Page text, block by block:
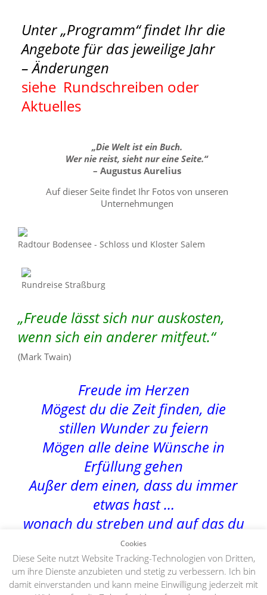
Unter „Programm“ findet Ihr die
Angebote für das jeweilige Jahr
– Änderungen
siehe Rundschreiben oder
Aktuelles
„Die Welt ist ein Buch.
Wer nie reist, sieht nur eine Seite.“
– Augustus Aurelius
Auf dieser Seite findet Ihr Fotos von unseren
Unternehmungen
Radtour Bodensee - Schloss und Kloster Salem
Rundreise Straßburg
„Freude lässt sich nur auskosten,
wenn sich ein anderer mitfeut.“
(Mark Twain)
Freude im Herzen
Mögest du die Zeit finden, die
stillen Wunder zu feiern
Mögen alle deine Wünsche in
Erfüllung gehen
Außer dem einen, dass du immer
etwas hast …
wonach du streben und auf das du
dich freuen kannst
Copyright 2026 |Impressum|Datenschutzerklärung
Cookies
Diese Seite nutzt Website Tracking-Technologien von Dritten,
um ihre Dienste anzubieten und stetig zu verbessern. Ich bin
damit einverstanden und kann meine Einwilligung jederzeit mit